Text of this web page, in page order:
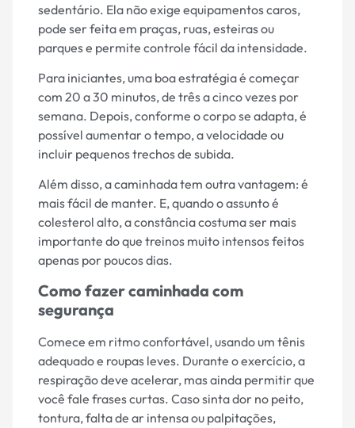
sedentário. Ela não exige equipamentos caros,
pode ser feita em praças, ruas, esteiras ou
parques e permite controle fácil da intensidade.
Para iniciantes, uma boa estratégia é começar
com 20 a 30 minutos, de três a cinco vezes por
semana. Depois, conforme o corpo se adapta, é
possível aumentar o tempo, a velocidade ou
incluir pequenos trechos de subida.
Além disso, a caminhada tem outra vantagem: é
mais fácil de manter. E, quando o assunto é
colesterol alto, a constância costuma ser mais
importante do que treinos muito intensos feitos
apenas por poucos dias.
Como fazer caminhada com
segurança
Comece em ritmo confortável, usando um tênis
adequado e roupas leves. Durante o exercício, a
respiração deve acelerar, mas ainda permitir que
você fale frases curtas. Caso sinta dor no peito,
tontura, falta de ar intensa ou palpitações,